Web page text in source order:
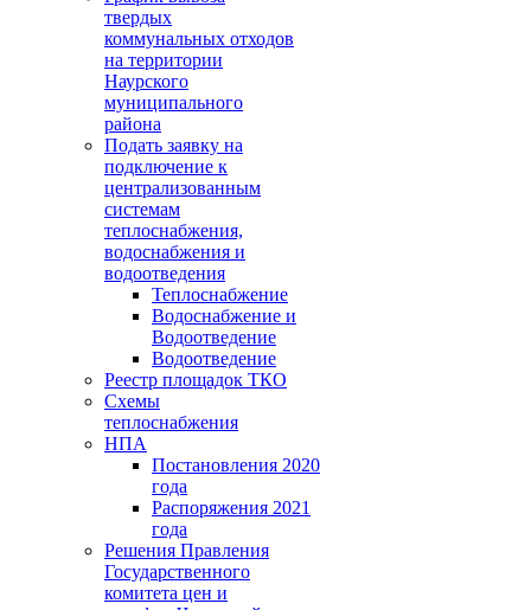
твердых
коммунальных отходов
на территории
Наурского
муниципального
района
Подать заявку на
подключение к
централизованным
системам
теплоснабжения,
водоснабжения и
водоотведения
Теплоснабжение
Водоснабжение и
Водоотведение
Водоотведение
Реестр площадок ТКО
Схемы
теплоснабжения
НПА
Постановления 2020
года
Распоряжения 2021
года
Решения Правления
Государственного
комитета цен и